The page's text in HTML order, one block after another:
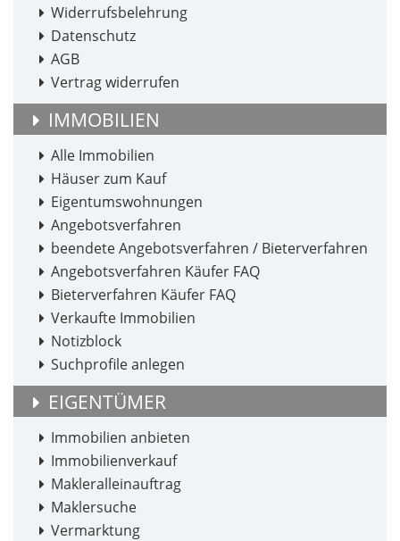
Widerrufsbelehrung
Datenschutz
AGB
Vertrag widerrufen
IMMOBILIEN
Alle Immobilien
Häuser zum Kauf
Eigentumswohnungen
Angebotsverfahren
beendete Angebotsverfahren / Bieterverfahren
Angebotsverfahren Käufer FAQ
Bieterverfahren Käufer FAQ
Verkaufte Immobilien
Notizblock
Suchprofile anlegen
EIGENTÜMER
Immobilien anbieten
Immobilienverkauf
Makleralleinauftrag
Maklersuche
Vermarktung